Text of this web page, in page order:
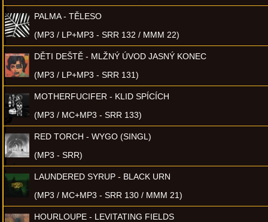
PALMA - TĚLESO
(MP3 / LP+MP3 - SRR 132 / MMM 22)
DĚTI DEŠTĚ - MLŽNÝ ÚVOD JASNÝ KONEC
(MP3 / LP+MP3 - SRR 131)
MOTHERFUCIFER - KLID SPÍCÍCH
(MP3 / MC+MP3 - SRR 133)
RED TORCH - WYGO (SINGL)
(MP3 - SRR)
LAUNDERED SYRUP - BLACK URN
(MP3 / MC+MP3 - SRR 130 / MMM 21)
HOURLOUPE - LEVITATING FIELDS